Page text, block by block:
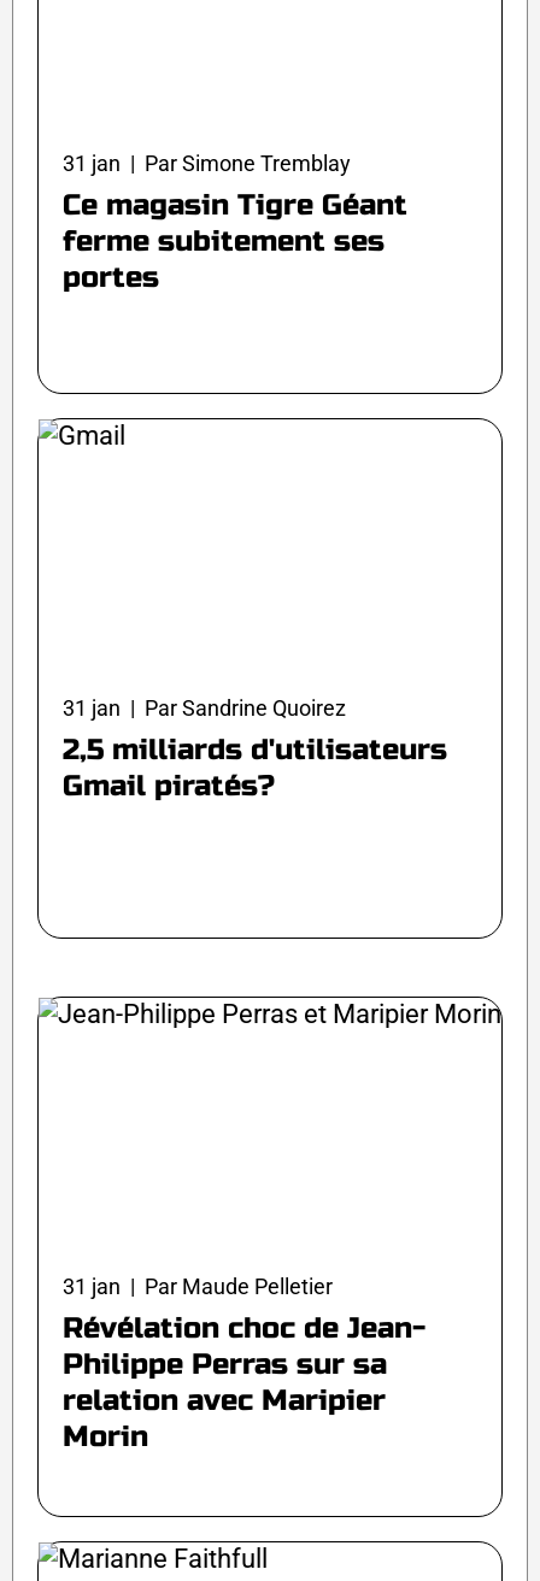
31 jan | Par Simone Tremblay
Ce magasin Tigre Géant
ferme subitement ses
portes
31 jan | Par Sandrine Quoirez
2,5 milliards d'utilisateurs
Gmail piratés?
31 jan | Par Maude Pelletier
Révélation choc de Jean-
Philippe Perras sur sa
relation avec Maripier
Morin